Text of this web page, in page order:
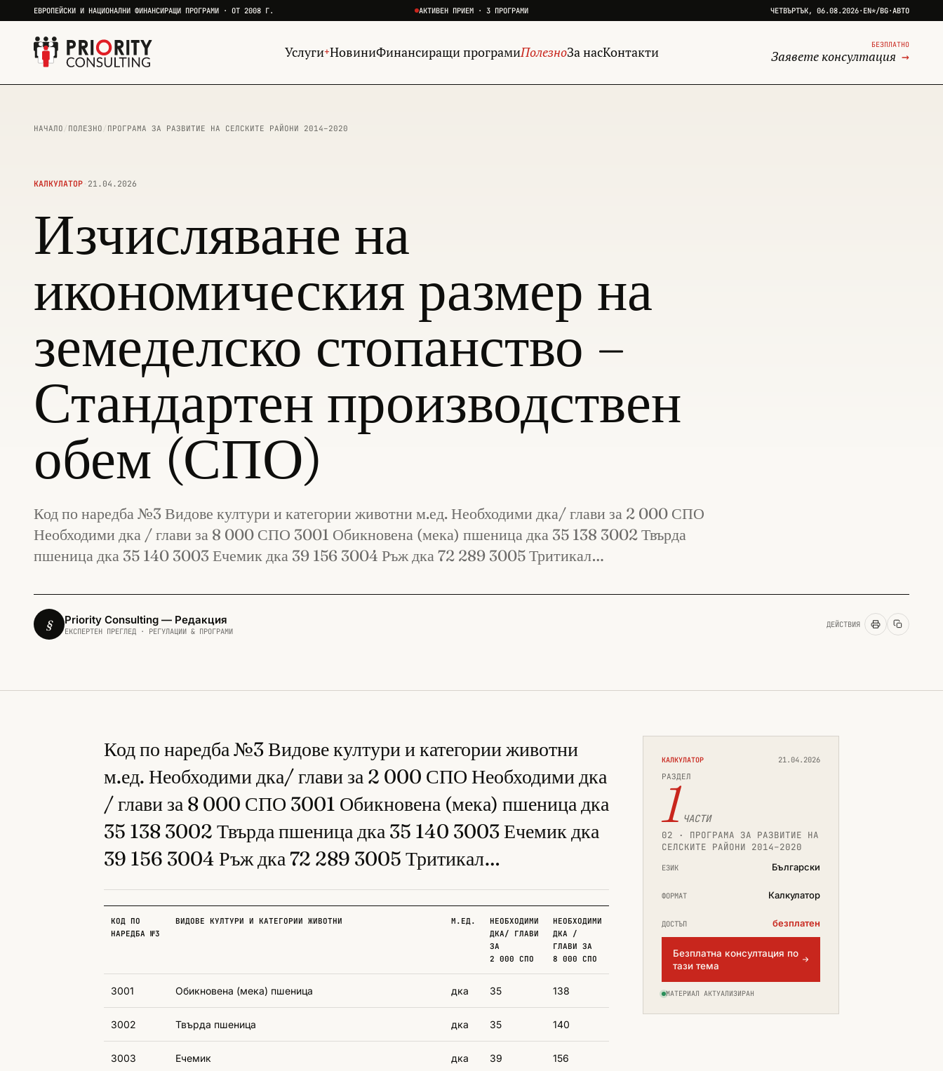
ЕВРОПЕЙСКИ И НАЦИОНАЛНИ ФИНАНСИРАЩИ ПРОГРАМИ · ОТ 2008 Г. АКТИВЕН ПРИЕМ · 3 ПРОГРАМИ ЧЕТВЪРТЪК, 06.08.2026· EN*/BG·АВТО
Услуги+НовиниФинансиращи програмиПолезноЗа насКонтакти БЕЗПЛАТНО
Заявете консултация →
НАЧАЛО / ПОЛЕЗНО / ПРОГРАМА ЗА РАЗВИТИЕ НА СЕЛСКИТЕ РАЙОНИ 2014–2020
КАЛКУЛАТОР · 21.04.2026
Изчисляване на
икономическия размер на
земеделско стопанство –
Стандартен производствен
обем (СПО)
Код по наредба №3 Видове култури и категории животни м.ед. Необходими дка/ глави за 2 000 СПО
Необходими дка / глави за 8 000 СПО 3001 Обикновена (мека) пшеница дка 35 138 3002 Твърда
пшеница дка 35 140 3003 Ечемик дка 39 156 3004 Ръж дка 72 289 3005 Тритикал…
§ Priority Consulting — Редакция
ЕКСПЕРТЕН ПРЕГЛЕД · РЕГУЛАЦИИ & ПРОГРАМИ
ДЕЙСТВИЯ
Код по наредба №3 Видове култури и категории животни
м.ед. Необходими дка/ глави за 2 000 СПО Необходими дка
/ глави за 8 000 СПО 3001 Обикновена (мека) пшеница дка
35 138 3002 Твърда пшеница дка 35 140 3003 Ечемик дка
39 156 3004 Ръж дка 72 289 3005 Тритикал…
КОД ПО
НАРЕДБА №3
ВИДОВЕ КУЛТУРИ И КАТЕГОРИИ ЖИВОТНИ М.ЕД.
НЕОБХОДИМИ
ДКА/ ГЛАВИ
ЗА
2 000 СПО
НЕОБХОДИМИ
ДКА /
ГЛАВИ ЗА
8 000 СПО
3001 Обикновена (мека) пшеница дка 35 138
3002 Твърда пшеница дка 35 140
3003 Ечемик дка 39 156
КАЛКУЛАТОР
21.04.2026
РАЗДЕЛ
1 ЧАСТИ
02 · ПРОГРАМА ЗА РАЗВИТИЕ НА
СЕЛСКИТЕ РАЙОНИ 2014–2020
ЕЗИК Български
ФОРМАТ Калкулатор
ДОСТЪП безплатен
Безплатна консултация по
тази тема
МАТЕРИАЛ АКТУАЛИЗИРАН